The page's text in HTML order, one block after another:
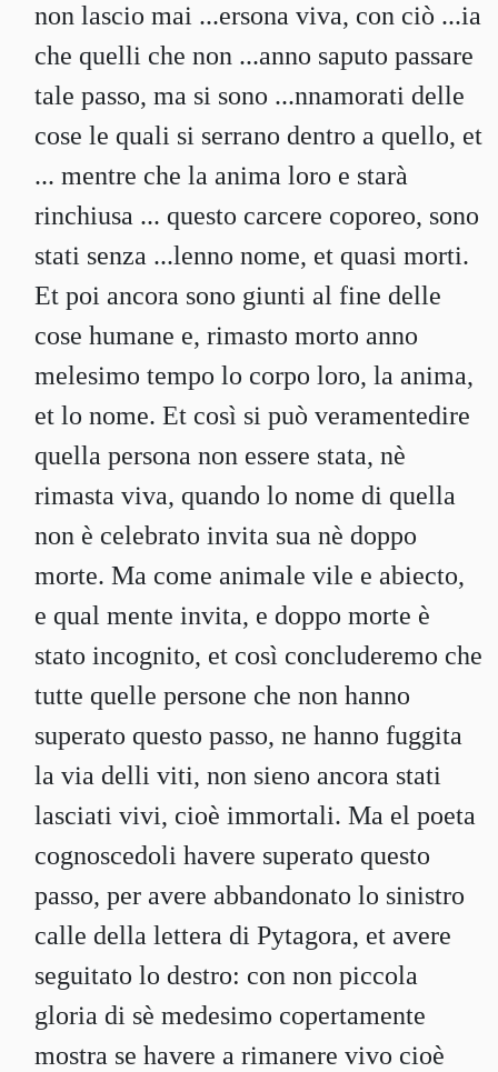
non lascio mai ...ersona viva, con ciò ...ia
che quelli che non ...anno saputo passare
tale passo, ma si sono ...nnamorati delle
cose le quali si serrano dentro a quello, et
... mentre che la anima loro e starà
rinchiusa ... questo carcere coporeo, sono
stati senza ...lenno nome, et quasi morti.
Et poi ancora sono giunti al fine delle
cose humane e, rimasto morto anno
melesimo tempo lo corpo loro, la anima,
et lo nome. Et così si può veramentedire
quella persona non essere stata, nè
rimasta viva, quando lo nome di quella
non è celebrato invita sua nè doppo
morte. Ma come animale vile e abiecto,
e qual mente invita, e doppo morte è
stato incognito, et così concluderemo che
tutte quelle persone che non hanno
superato questo passo, ne hanno fuggita
la via delli viti, non sieno ancora stati
lasciati vivi, cioè immortali. Ma el poeta
cognoscedoli havere superato questo
passo, per avere abbandonato lo sinistro
calle della lettera di Pytagora, et avere
seguitato lo destro: con non piccola
gloria di sè medesimo copertamente
mostra se havere a rimanere vivo cioè